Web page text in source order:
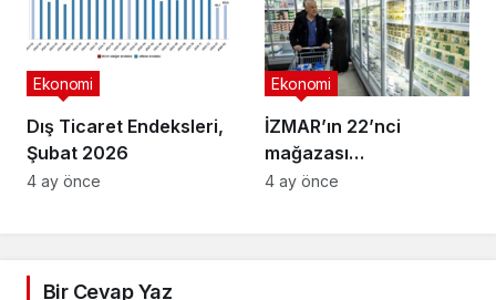
Dış Ticaret Endeksleri,
Şubat 2026
Ekonomi
4 ay önce
İZMAR’ın 22’nci
mağazası
Osmangazi’de açıldı
Ekonomi
4 ay önce
Bir Cevap Yaz